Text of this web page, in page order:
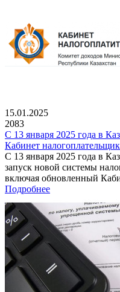
15.01.2025
2083
С 13 января 2025 года в
Кабинет
С 13 января 2025 года в
запуск новой системы
включая обновленный
Подробнее